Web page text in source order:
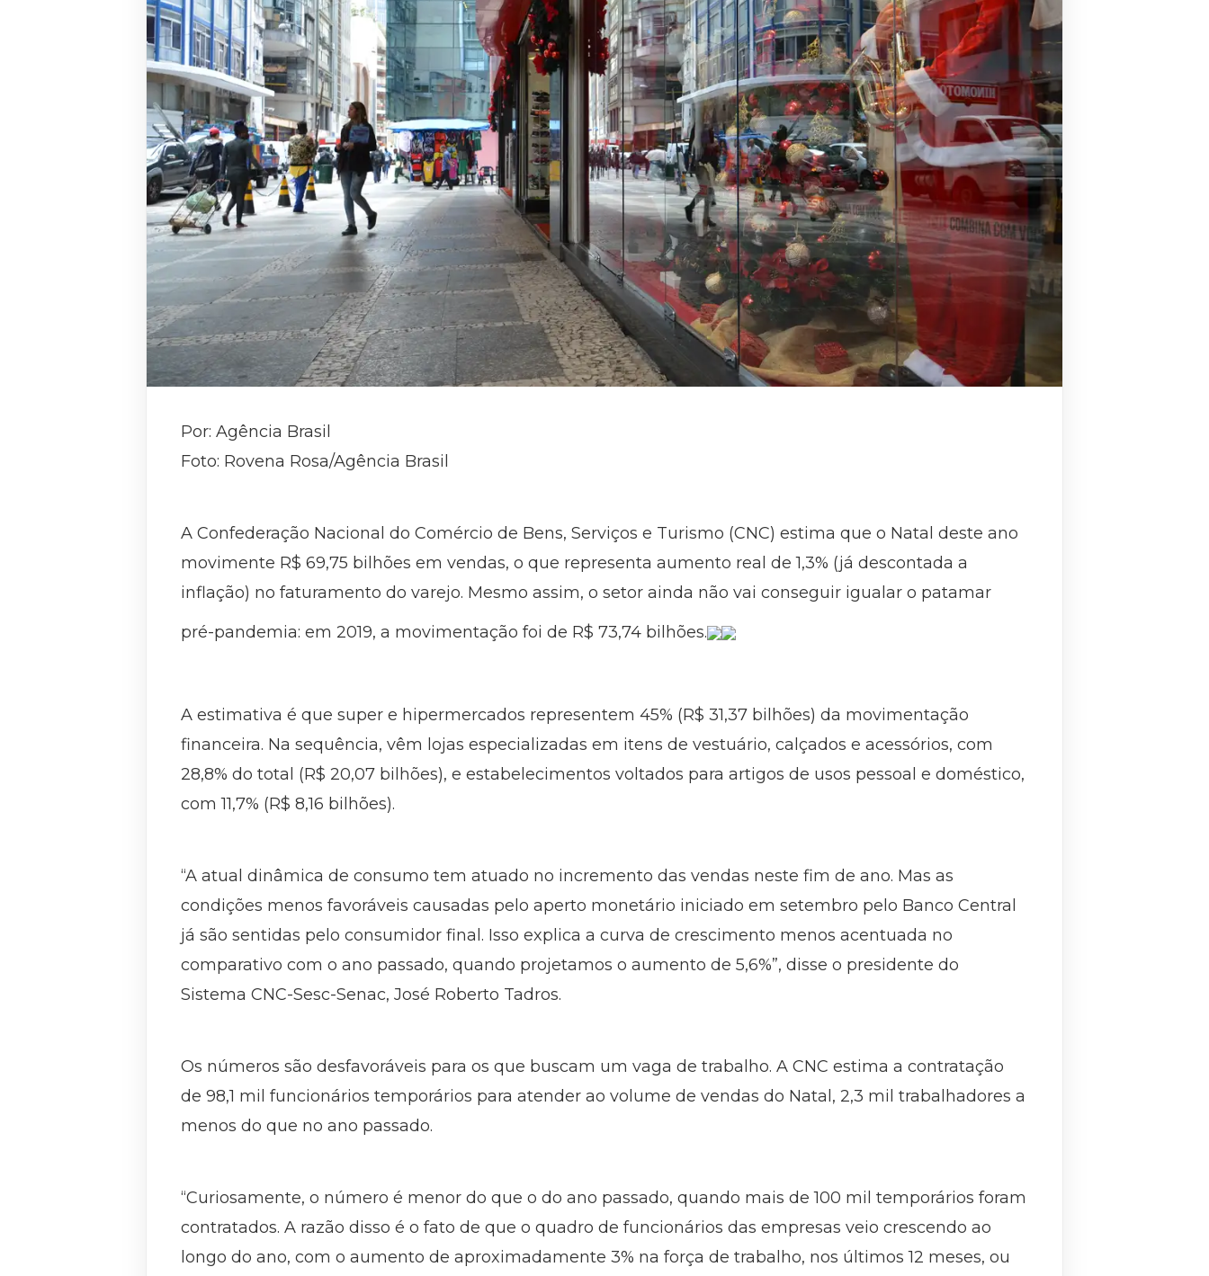
Por: Agência Brasil
Foto: Rovena Rosa/Agência Brasil
A Confederação Nacional do Comércio de Bens, Serviços e Turismo (CNC) estima que o Natal deste ano
movimente R$ 69,75 bilhões em vendas, o que representa aumento real de 1,3% (já descontada a
inflação) no faturamento do varejo. Mesmo assim, o setor ainda não vai conseguir igualar o patamar
pré-pandemia: em 2019, a movimentação foi de R$ 73,74 bilhões.
A estimativa é que super e hipermercados representem 45% (R$ 31,37 bilhões) da movimentação
financeira. Na sequência, vêm lojas especializadas em itens de vestuário, calçados e acessórios, com
28,8% do total (R$ 20,07 bilhões), e estabelecimentos voltados para artigos de usos pessoal e doméstico,
com 11,7% (R$ 8,16 bilhões).
“A atual dinâmica de consumo tem atuado no incremento das vendas neste fim de ano. Mas as
condições menos favoráveis causadas pelo aperto monetário iniciado em setembro pelo Banco Central
já são sentidas pelo consumidor final. Isso explica a curva de crescimento menos acentuada no
comparativo com o ano passado, quando projetamos o aumento de 5,6%”, disse o presidente do
Sistema CNC-Sesc-Senac, José Roberto Tadros.
Os números são desfavoráveis para os que buscam um vaga de trabalho. A CNC estima a contratação
de 98,1 mil funcionários temporários para atender ao volume de vendas do Natal, 2,3 mil trabalhadores a
menos do que no ano passado.
“Curiosamente, o número é menor do que o do ano passado, quando mais de 100 mil temporários foram
contratados. A razão disso é o fato de que o quadro de funcionários das empresas veio crescendo ao
longo do ano, com o aumento de aproximadamente 3% na força de trabalho, nos últimos 12 meses, ou